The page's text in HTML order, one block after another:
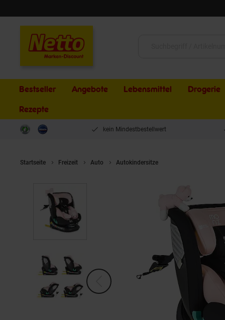
Bestseller Angebote Lebensmittel Drogerie
Rezepte
kein Mindestbestellwert
Startseite Freizeit Auto Autokindersitze